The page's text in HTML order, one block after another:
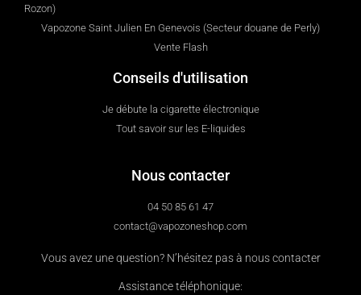
Rozon)
Vapozone Saint Julien En Genevois (Secteur douane de Perly)
Vente Flash
Conseils d'utilisation
Je débute la cigarette électronique
Tout savoir sur les E-liquides
Nous contacter
04 50 85 61 47
contact@vapozoneshop.com
Vous avez une question? N’hésitez pas à nous contacter
Assistance téléphonique: